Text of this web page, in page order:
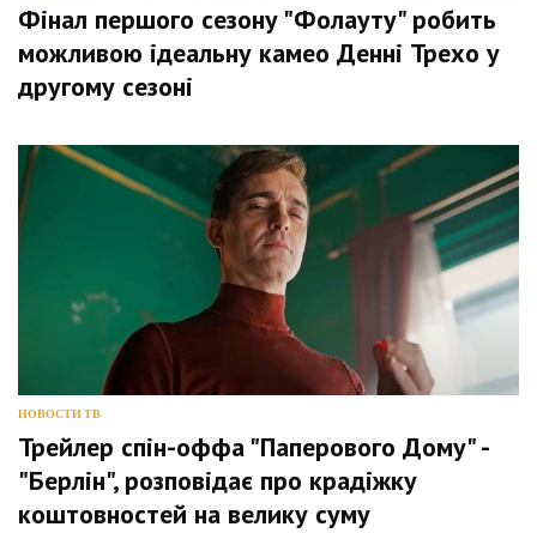
Фінал першого сезону "Фолауту" робить
можливою ідеальну камео Денні Трехо у
другому сезоні
НОВОСТИ ТВ
Трейлер спін-оффа "Паперового Дому" -
"Берлін", розповідає про крадіжку
коштовностей на велику суму